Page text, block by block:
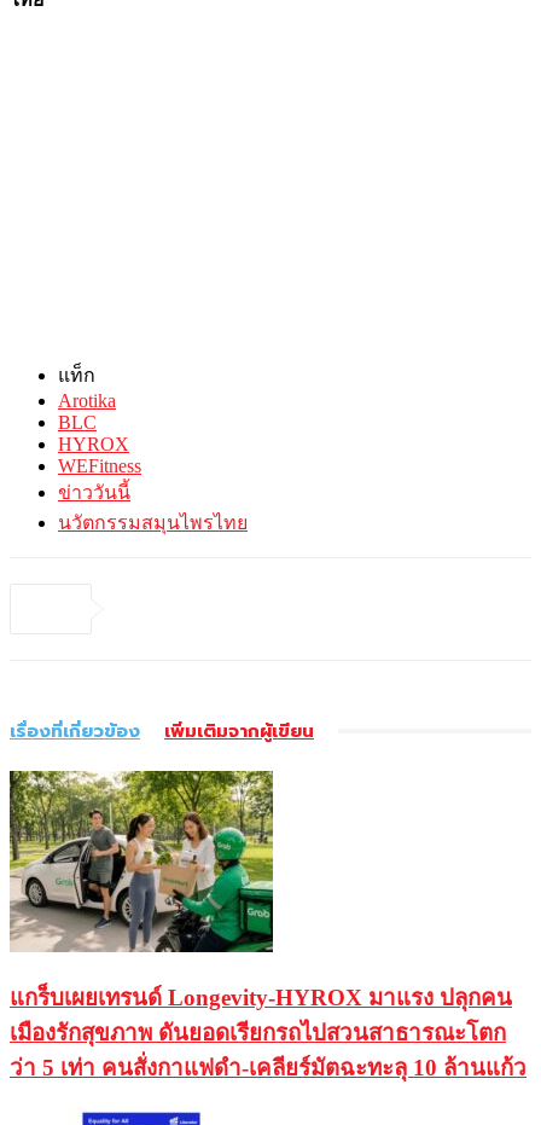
แท็ก
Arotika
BLC
HYROX
WEFitness
ข่าววันนี้
นวัตกรรมสมุนไพรไทย
เรื่องที่เกี่ยวข้อง เพิ่มเติมจากผู้เขียน
แกร็บเผยเทรนด์ Longevity-HYROX มาแรง ปลุกคน
เมืองรักสุขภาพ ดันยอดเรียกรถไปสวนสาธารณะโตก
ว่า 5 เท่า คนสั่งกาแฟดำ-เคลียร์มัตฉะทะลุ 10 ล้านแก้ว